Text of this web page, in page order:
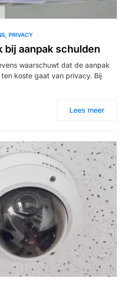
PRIVACY
aanpak schulden
waarschuwt dat de aanpak
koste gaat van privacy. Bij
Lees meer